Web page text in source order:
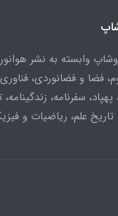
وابسته به نشر
فضا و فضانوردی،
سفرنامه،
تاریخ علم، ریاضیات و